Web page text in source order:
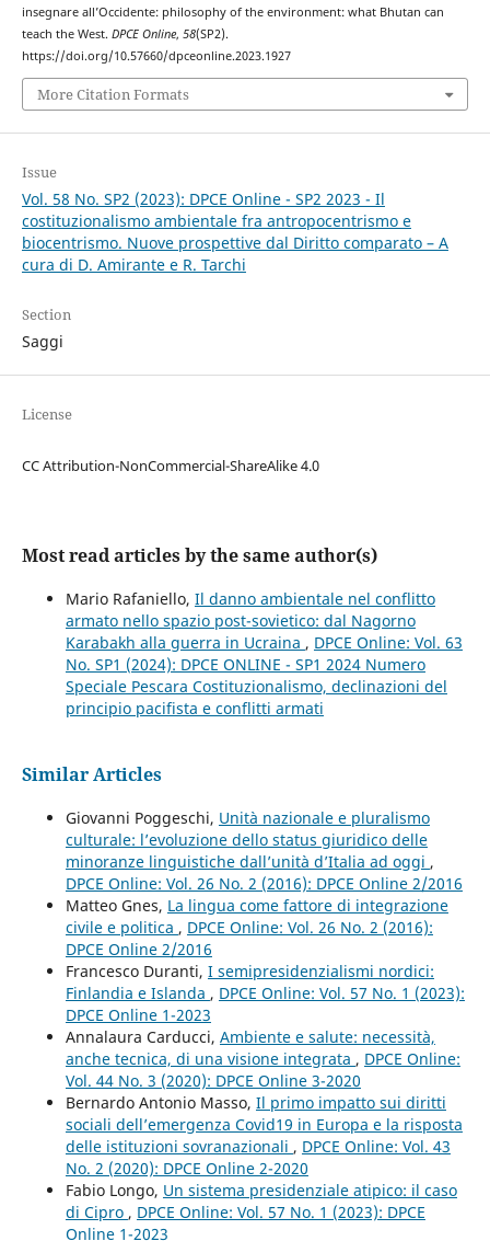
insegnare all’Occidente: philosophy of the environment: what Bhutan can
teach the West. DPCE Online, 58(SP2).
https://doi.org/10.57660/dpceonline.2023.1927
More Citation Formats
Issue
Vol. 58 No. SP2 (2023): DPCE Online - SP2 2023 - Il
costituzionalismo ambientale fra antropocentrismo e
biocentrismo. Nuove prospettive dal Diritto comparato – A
cura di D. Amirante e R. Tarchi
Section
Saggi
License
CC Attribution-NonCommercial-ShareAlike 4.0
Most read articles by the same author(s)
Mario Rafaniello, Il danno ambientale nel conflitto
armato nello spazio post-sovietico: dal Nagorno
Karabakh alla guerra in Ucraina , DPCE Online: Vol. 63
No. SP1 (2024): DPCE ONLINE - SP1 2024 Numero
Speciale Pescara Costituzionalismo, declinazioni del
principio pacifista e conflitti armati
Similar Articles
Giovanni Poggeschi, Unità nazionale e pluralismo
culturale: l’evoluzione dello status giuridico delle
minoranze linguistiche dall’unità d’Italia ad oggi ,
DPCE Online: Vol. 26 No. 2 (2016): DPCE Online 2/2016
Matteo Gnes, La lingua come fattore di integrazione
civile e politica , DPCE Online: Vol. 26 No. 2 (2016):
DPCE Online 2/2016
Francesco Duranti, I semipresidenzialismi nordici:
Finlandia e Islanda , DPCE Online: Vol. 57 No. 1 (2023):
DPCE Online 1-2023
Annalaura Carducci, Ambiente e salute: necessità,
anche tecnica, di una visione integrata , DPCE Online:
Vol. 44 No. 3 (2020): DPCE Online 3-2020
Bernardo Antonio Masso, Il primo impatto sui diritti
sociali dell’emergenza Covid19 in Europa e la risposta
delle istituzioni sovranazionali , DPCE Online: Vol. 43
No. 2 (2020): DPCE Online 2-2020
Fabio Longo, Un sistema presidenziale atipico: il caso
di Cipro , DPCE Online: Vol. 57 No. 1 (2023): DPCE
Online 1-2023